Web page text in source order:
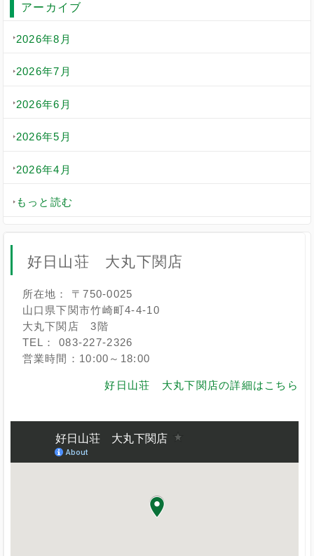
アーカイブ
2026年8月
2026年7月
2026年6月
2026年5月
2026年4月
もっと読む
好日山荘 大丸下関店
所在地： 〒750-0025
山口県下関市竹崎町4-4-10
大丸下関店 3階
TEL： 083-227-2326
営業時間：10:00～18:00
好日山荘 大丸下関店の詳細はこちら